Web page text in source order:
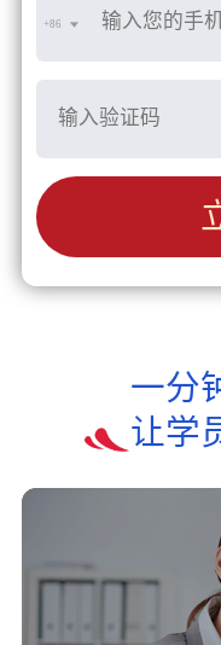
+86
一分
让学